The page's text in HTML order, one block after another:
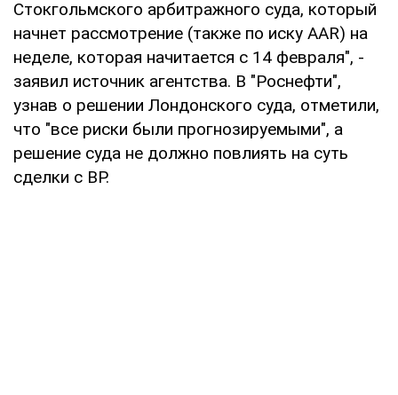
Стокгольмского арбитражного суда, который
начнет рассмотрение (также по иску AAR) на
неделе, которая начитается с 14 февраля", -
заявил источник агентства. В "Роснефти",
узнав о решении Лондонского суда, отметили,
что "все риски были прогнозируемыми", а
решение суда не должно повлиять на суть
сделки с BP.